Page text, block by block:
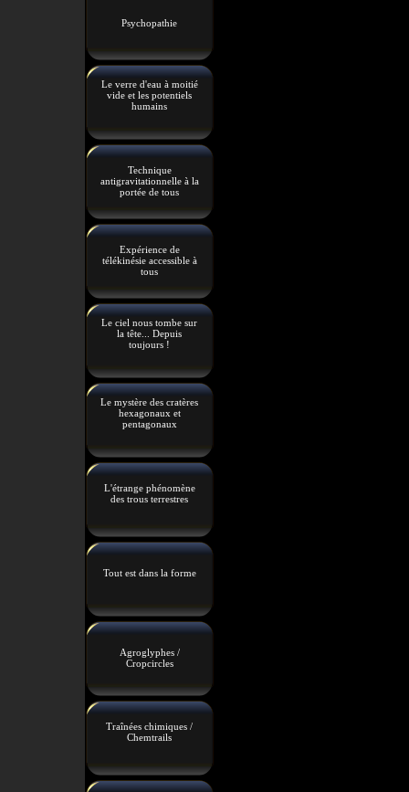
Psychopathie
Le verre d'eau à moitié
vide et les potentiels
humains
Technique
antigravitationnelle à la
portée de tous
Expérience de
télékinésie accessible à
tous
Le ciel nous tombe sur
la tête... Depuis
toujours !
Le mystère des cratères
hexagonaux et
pentagonaux
L'étrange phénomène
des trous terrestres
Tout est dans la forme
Agroglyphes /
Cropcircles
Traînées chimiques /
Chemtrails